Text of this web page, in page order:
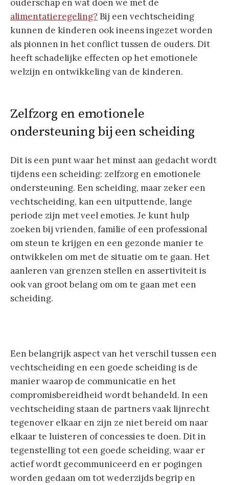
ouderschap en wat doen we met de
alimentatieregeling? Bij een vechtscheiding
kunnen de kinderen ook ineens ingezet worden
als pionnen in het conflict tussen de ouders. Dit
heeft schadelijke effecten op het emotionele
welzijn en ontwikkeling van de kinderen.
Zelfzorg en emotionele
ondersteuning bij een scheiding
Dit is een punt waar het minst aan gedacht wordt
tijdens een scheiding: zelfzorg en emotionele
ondersteuning. Een scheiding, maar zeker een
vechtscheiding, kan een uitputtende, lange
periode zijn met veel emoties. Je kunt hulp
zoeken bij vrienden, familie of een professional
om steun te krijgen en een gezonde manier te
ontwikkelen om met de situatie om te gaan. Het
aanleren van grenzen stellen en assertiviteit is
ook van groot belang om om te gaan met een
scheiding.
Een belangrijk aspect van het verschil tussen een
vechtscheiding en een goede scheiding is de
manier waarop de communicatie en het
compromisbereidheid wordt behandeld. In een
vechtscheiding staan de partners vaak lijnrecht
tegenover elkaar en zijn ze niet bereid om naar
elkaar te luisteren of concessies te doen. Dit in
tegenstelling tot een goede scheiding, waar er
actief wordt gecommuniceerd en er pogingen
worden gedaan om tot wederzijds begrip en